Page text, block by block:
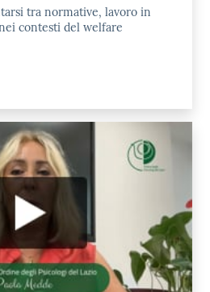
tra normative, lavoro in
contesti del welfare